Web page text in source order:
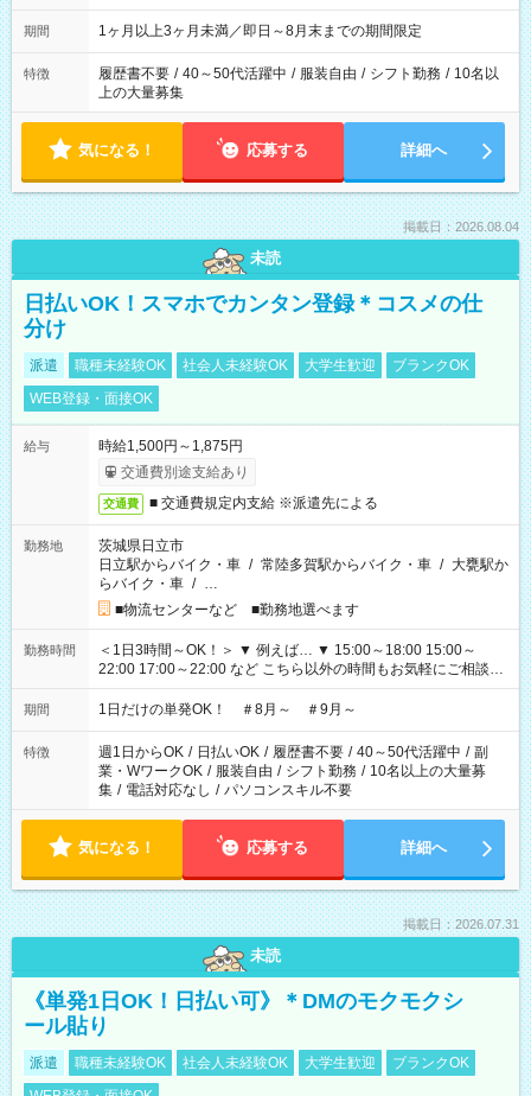
ます
期間 1ヶ月以上3ヶ月未満／即日～8月末までの期間限定
特徴 履歴書不要 / 40～50代活躍中 / 服装自由 / シフト勤務 / 10名以
上の大量募集
気になる！ 応募する 詳細へ
掲載日：2026.08.04
未読
日払いOK！スマホでカンタン登録＊コスメの仕
分け
派遣 職種未経験OK 社会人未経験OK 大学生歓迎
ブランクOK
WEB登録・面接OK
給与
時給1,500円～1,875円
交通費別途支給あり
交通費 ■ 交通費規定内支給 ※派遣先による
勤務地
茨城県日立市
日立駅からバイク・車 / 常陸多賀駅からバイク・車 / 大甕駅か
らバイク・車 / …
■物流センターなど ■勤務地選べます
勤務時間
＜1日3時間～OK！＞ ▼ 例えば… ▼ 15:00～18:00 15:00～
22:00 17:00～22:00 など こちら以外の時間もお気軽にご相談く
ださい！
期間 1日だけの単発OK！ ＃8月～ ＃9月～
特徴 週1日からOK / 日払いOK / 履歴書不要 / 40～50代活躍中 / 副
業・WワークOK / 服装自由 / シフト勤務 / 10名以上の大量募
集 / 電話対応なし / パソコンスキル不要
気になる！ 応募する 詳細へ
掲載日：2026.07.31
未読
《単発1日OK！日払い可》＊DMのモクモクシ
ール貼り
派遣 職種未経験OK 社会人未経験OK 大学生歓迎
ブランクOK